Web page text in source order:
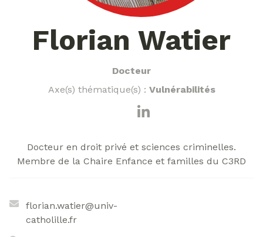
Florian Watier
Docteur
Axe(s) thématique(s) : Vulnérabilités
Docteur en droit privé et sciences criminelles.
Membre de la Chaire Enfance et familles du C3RD
florian.watier@univ-
catholille.fr